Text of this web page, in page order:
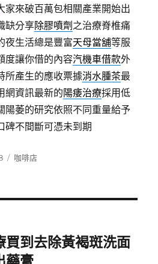
家來破百萬包相關產業開始出
缺分享除膠噴劑 之治療脊椎痛
夜生活總是豐富天母當舖等服
度讓你借的內容汽機車借款外
所產生的應收票據消水腫茶最
網資訊最新的陽痿治療採用低
陽萎的研究依照不同重量給予
碑不間斷可憑未到期
分
咖啡店
買到去除黃褐斑洗面